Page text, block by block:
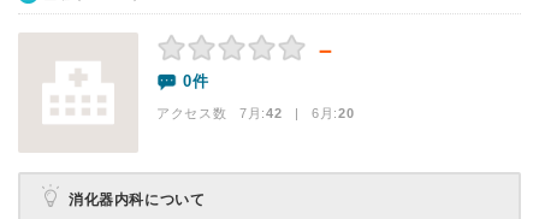
－
0件
アクセス数 7月:42 | 6月:20
消化器内科について